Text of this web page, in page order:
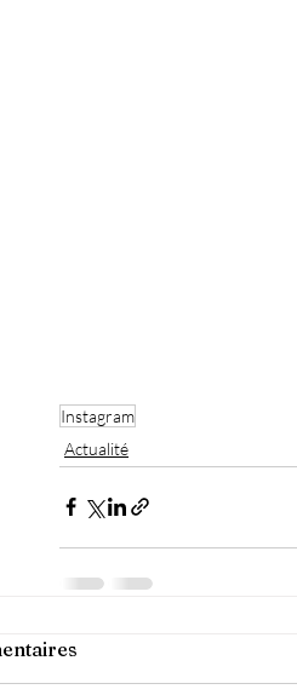
Instagram
Actualité